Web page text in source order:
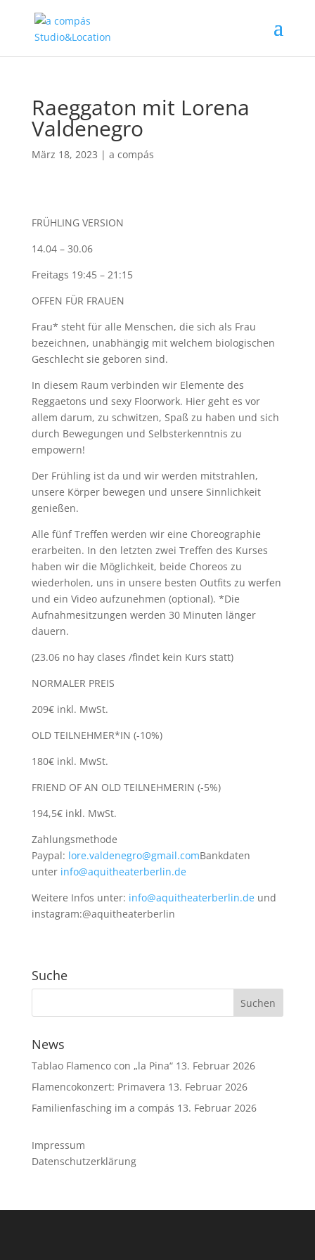
Raeggaton mit Lorena
Valdenegro
März 18, 2023 | a compás
FRÜHLING VERSION
14.04 – 30.06
Freitags 19:45 – 21:15
OFFEN FÜR FRAUEN
Frau* steht für alle Menschen, die sich als Frau
bezeichnen, unabhängig mit welchem biologischen
Geschlecht sie geboren sind.
In diesem Raum verbinden wir Elemente des
Reggaetons und sexy Floorwork. Hier geht es vor
allem darum, zu schwitzen, Spaß zu haben und sich
durch Bewegungen und Selbsterkenntnis zu
empowern!
Der Frühling ist da und wir werden mitstrahlen,
unsere Körper bewegen und unsere Sinnlichkeit
genießen.
Alle fünf Treffen werden wir eine Choreographie
erarbeiten. In den letzten zwei Treffen des Kurses
haben wir die Möglichkeit, beide Choreos zu
wiederholen, uns in unsere besten Outfits zu werfen
und ein Video aufzunehmen (optional). *Die
Aufnahmesitzungen werden 30 Minuten länger
dauern.
(23.06 no hay clases /findet kein Kurs statt)
NORMALER PREIS
209€ inkl. MwSt.
OLD TEILNEHMER*IN (-10%)
180€ inkl. MwSt.
FRIEND OF AN OLD TEILNEHMERIN (-5%)
194,5€ inkl. MwSt.
Zahlungsmethode
Paypal: lore.valdenegro@gmail.comBankdaten
unter info@aquitheaterberlin.de
Weitere Infos unter: info@aquitheaterberlin.deund
instagram:@aquitheaterberlin
Suche
News
Tablao Flamenco con „la Pina“ 13. Februar 2026
Flamencokonzert: Primavera 13. Februar 2026
Familienfasching im a compás 13. Februar 2026
Impressum
Datenschutzerklärung